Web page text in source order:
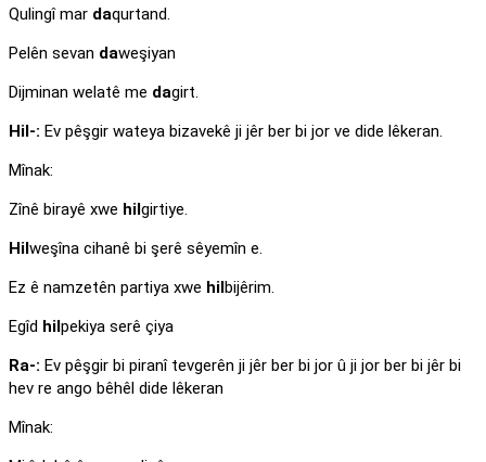
Qulingî mar daqurtand.
Pelên sevan daweşiyan
Dijminan welatê me dagirt.
Hil-: Ev pêşgir wateya bizavekê ji jêr ber bi jor ve dide lêkeran.
Mînak:
Zînê birayê xwe hilgirtiye.
Hilweşîna cihanê bi şerê sêyemîn e.
Ez ê namzetên partiya xwe hilbijêrim.
Egîd hilpekiya serê çiya
Ra-: Ev pêşgir bi piranî tevgerên ji jêr ber bi jor û ji jor ber bi jêr bi
hev re ango bêhêl dide lêkeran
Mînak: